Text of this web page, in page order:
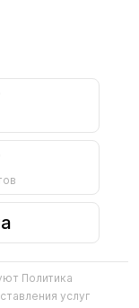
Политика
услуг